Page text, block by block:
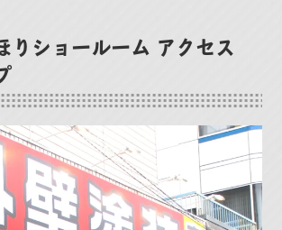
りショールーム アクセス